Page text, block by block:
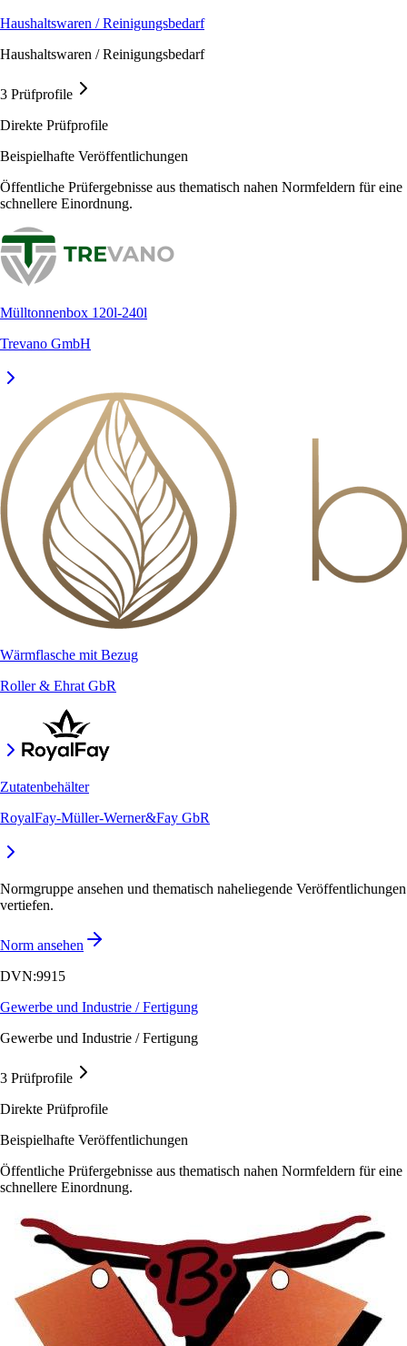
Haushaltswaren / Reinigungsbedarf
Haushaltswaren / Reinigungsbedarf
3 Prüfprofile
Direkte Prüfprofile
Beispielhafte Veröffentlichungen
Öffentliche Prüfergebnisse aus thematisch nahen Normfeldern für eine
schnellere Einordnung.
Mülltonnenbox 120l-240l
Trevano GmbH
Wärmflasche mit Bezug
Roller & Ehrat GbR
Zutatenbehälter
RoyalFay-Müller-Werner&Fay GbR
Normgruppe ansehen und thematisch naheliegende Veröffentlichungen
vertiefen.
Norm ansehen
DVN:9915
Gewerbe und Industrie / Fertigung
Gewerbe und Industrie / Fertigung
3 Prüfprofile
Direkte Prüfprofile
Beispielhafte Veröffentlichungen
Öffentliche Prüfergebnisse aus thematisch nahen Normfeldern für eine
schnellere Einordnung.